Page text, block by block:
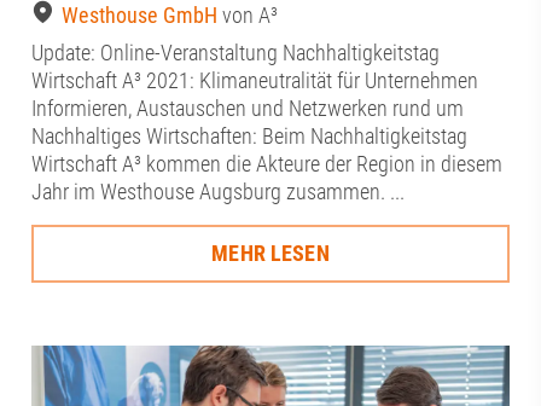
Westhouse GmbH von A³
Update: Online-Veranstaltung Nachhaltigkeitstag
Wirtschaft A³ 2021: Klimaneutralität für Unternehmen
Informieren, Austauschen und Netzwerken rund um
Nachhaltiges Wirtschaften: Beim Nachhaltigkeitstag
Wirtschaft A³ kommen die Akteure der Region in diesem
Jahr im Westhouse Augsburg zusammen. ...
MEHR LESEN